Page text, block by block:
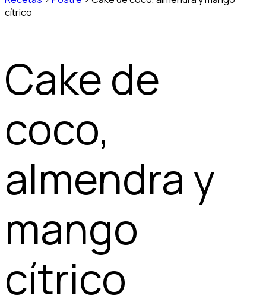
cítrico
Cake de
coco,
almendra y
mango
cítrico